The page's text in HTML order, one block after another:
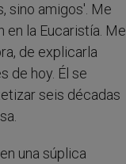
sino amigos'. Me
en la Eucaristía. Me
de explicarla
de hoy. Él se
seis décadas
una súplica